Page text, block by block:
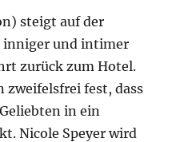
steigt auf der
inniger und intimer
zurück zum Hotel.
zweifelsfrei fest, dass
in ein
Nicole Speyer wird